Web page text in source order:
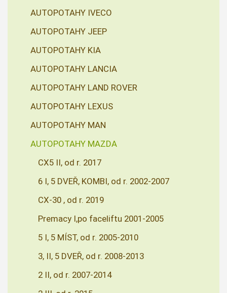
AUTOPOTAHY IVECO
AUTOPOTAHY JEEP
AUTOPOTAHY KIA
AUTOPOTAHY LANCIA
AUTOPOTAHY LAND ROVER
AUTOPOTAHY LEXUS
AUTOPOTAHY MAN
AUTOPOTAHY MAZDA
CX5 II, od r. 2017
6 I, 5 DVEŘ, KOMBI, od r. 2002-2007
CX-30 , od r. 2019
Premacy I,po faceliftu 2001-2005
5 I, 5 MÍST, od r. 2005-2010
3, II, 5 DVEŘ, od r. 2008-2013
2 II, od r. 2007-2014